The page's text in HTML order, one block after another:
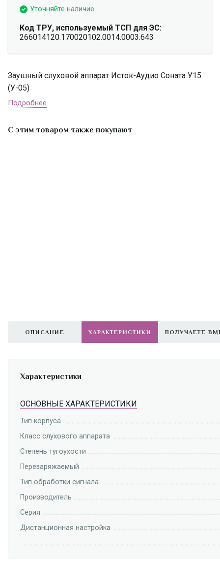
Уточняйте наличие
Код ТРУ, используемый ТСП для ЭС:
266014120.170020102.0014.0003.643
Заушный слуховой аппарат Исток-Аудио Соната У15
(У-05)
Подробнее
С этим товаром также покупают
ОПИСАНИЕ ХАРАКТЕРИСТИКИ ПОЛУЧАЕТЕ
Характеристики
ОСНОВНЫЕ ХАРАКТЕРИСТИКИ
Тип корпуса
Класс слухового аппарата
Степень тугоухости
Перезаряжаемый
Тип обработки сигнала
Производитель
Серия
Дистанционная настройка